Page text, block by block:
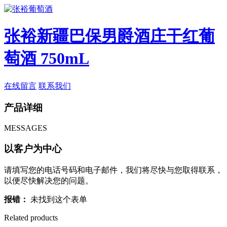
张裕新疆巴保男爵酒庄干红葡
萄酒 750mL
在线留言 联系我们
产品详细
MESSAGES
以客户为中心
请填写您的电话号码和电子邮件，我们将尽快与您取得联系，
以便尽快解决您的问题。
报错： 未找到这个表单
Related products